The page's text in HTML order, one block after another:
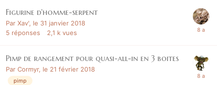
Figurine d'homme-serpent
Par Xav', le 31 janvier 2018
5 réponses 2,1 k vues
Pimp de rangement pour quasi-all-in en 3 boites
Par Cormyr, le 21 février 2018
pimp